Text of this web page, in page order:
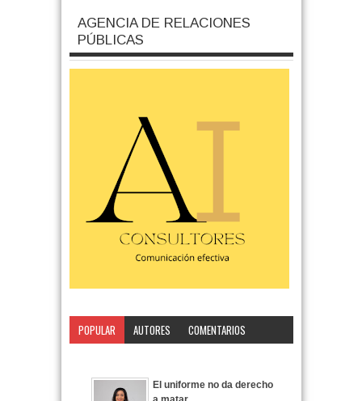
AGENCIA DE RELACIONES
PÚBLICAS
POPULAR AUTORES
COMENTARIOS
El uniforme no da derecho